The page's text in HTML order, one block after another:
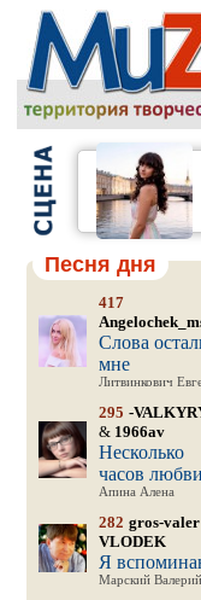
Песня дня
417
Слова
мне
Литвинкович
295 -
& 1966av
Несколько
часов любви
Апина Алена
282 gros-valer
VLODEK
Я
Марский Валерий